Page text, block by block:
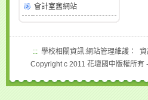
會計室舊網站
::: 學校相關資訊:網站管理維護：
Copyright c 2011 花壇國中版權所有